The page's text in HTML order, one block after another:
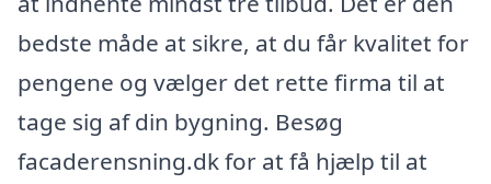
bedste måde at sikre, at du får kvalitet for
pengene og vælger det rette firma til at
tage sig af din bygning. Besøg
facaderensning.dk for at få hjælp til at